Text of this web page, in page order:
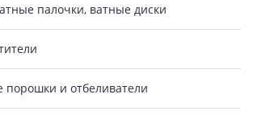
палочки, ватные диски
порошки и отбеливатели